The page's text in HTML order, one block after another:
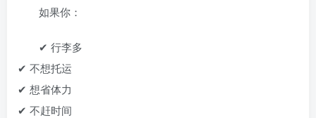
如果你：
✔ 行李多
✔ 不想托运
✔ 想省体力
✔ 不赶时间